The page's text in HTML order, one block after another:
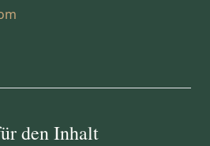
den Inhalt